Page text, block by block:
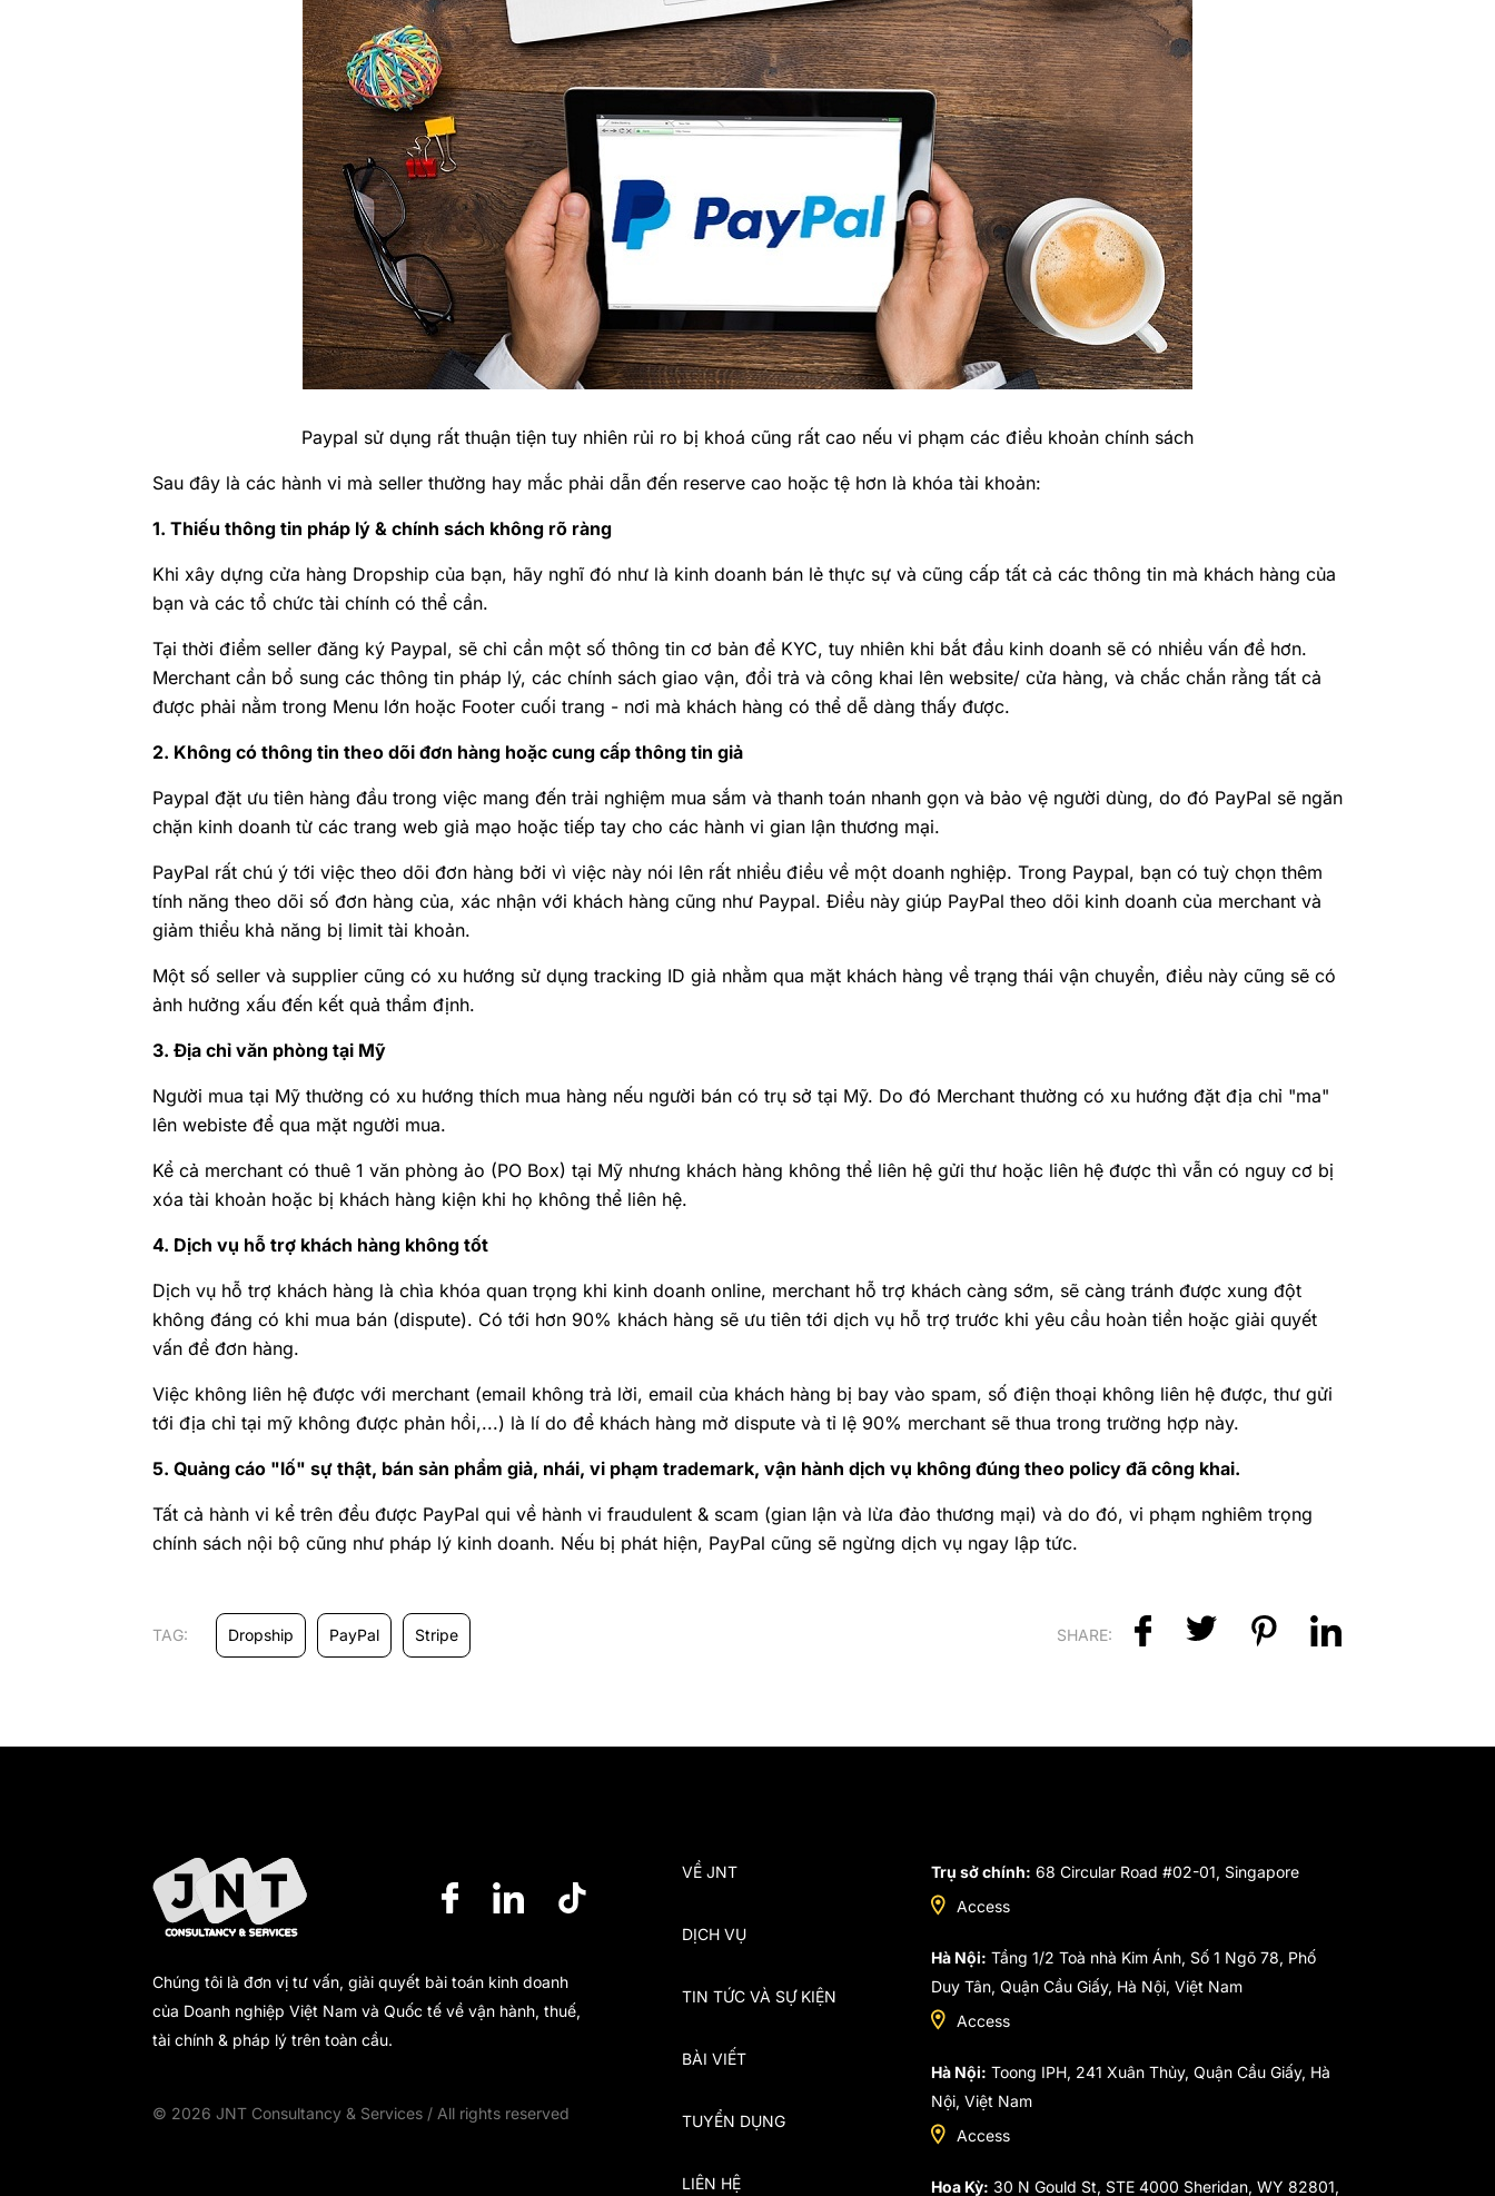
Paypal sử dụng rất thuận tiện tuy nhiên rủi ro bị khoá cũng rất cao nếu vi phạm các điều khoản chính sách
Sau đây là các hành vi mà seller thường hay mắc phải dẫn đến reserve cao hoặc tệ hơn là khóa tài khoản:
1. Thiếu thông tin pháp lý & chính sách không rõ ràng
Khi xây dựng cửa hàng Dropship của bạn, hãy nghĩ đó như là kinh doanh bán lẻ thực sự và cũng cấp tất cả các thông tin mà khách hàng của
bạn và các tổ chức tài chính có thể cần.
Tại thời điểm seller đăng ký Paypal, sẽ chỉ cần một số thông tin cơ bản để KYC, tuy nhiên khi bắt đầu kinh doanh sẽ có nhiều vấn đề hơn.
Merchant cần bổ sung các thông tin pháp lý, các chính sách giao vận, đổi trả và công khai lên website/ cửa hàng, và chắc chắn rằng tất cả
được phải nằm trong Menu lớn hoặc Footer cuối trang - nơi mà khách hàng có thể dễ dàng thấy được.
2. Không có thông tin theo dõi đơn hàng hoặc cung cấp thông tin giả
Paypal đặt ưu tiên hàng đầu trong việc mang đến trải nghiệm mua sắm và thanh toán nhanh gọn và bảo vệ người dùng, do đó PayPal sẽ ngăn
chặn kinh doanh từ các trang web giả mạo hoặc tiếp tay cho các hành vi gian lận thương mại.
PayPal rất chú ý tới việc theo dõi đơn hàng bởi vì việc này nói lên rất nhiều điều về một doanh nghiệp. Trong Paypal, bạn có tuỳ chọn thêm
tính năng theo dõi số đơn hàng của, xác nhận với khách hàng cũng như Paypal. Điều này giúp PayPal theo dõi kinh doanh của merchant và
giảm thiểu khả năng bị limit tài khoản.
Một số seller và supplier cũng có xu hướng sử dụng tracking ID giả nhằm qua mặt khách hàng về trạng thái vận chuyển, điều này cũng sẽ có
ảnh hưởng xấu đến kết quả thẩm định.
3. Địa chỉ văn phòng tại Mỹ
Người mua tại Mỹ thường có xu hướng thích mua hàng nếu người bán có trụ sở tại Mỹ. Do đó Merchant thường có xu hướng đặt địa chỉ "ma"
lên webiste để qua mặt người mua.
Kể cả merchant có thuê 1 văn phòng ảo (PO Box) tại Mỹ nhưng khách hàng không thể liên hệ gửi thư hoặc liên hệ được thì vẫn có nguy cơ bị
xóa tài khoản hoặc bị khách hàng kiện khi họ không thể liên hệ.
4. Dịch vụ hỗ trợ khách hàng không tốt
Dịch vụ hỗ trợ khách hàng là chìa khóa quan trọng khi kinh doanh online, merchant hỗ trợ khách càng sớm, sẽ càng tránh được xung đột
không đáng có khi mua bán (dispute). Có tới hơn 90% khách hàng sẽ ưu tiên tới dịch vụ hỗ trợ trước khi yêu cầu hoàn tiền hoặc giải quyết
vấn đề đơn hàng.
Việc không liên hệ được với merchant (email không trả lời, email của khách hàng bị bay vào spam, số điện thoại không liên hệ được, thư gửi
tới địa chỉ tại mỹ không được phản hồi,...) là lí do để khách hàng mở dispute và tỉ lệ 90% merchant sẽ thua trong trường hợp này.
5. Quảng cáo "lố" sự thật, bán sản phẩm giả, nhái, vi phạm trademark, vận hành dịch vụ không đúng theo policy đã công khai.
Tất cả hành vi kể trên đều được PayPal qui về hành vi fraudulent & scam (gian lận và lừa đảo thương mại) và do đó, vi phạm nghiêm trọng
chính sách nội bộ cũng như pháp lý kinh doanh. Nếu bị phát hiện, PayPal cũng sẽ ngừng dịch vụ ngay lập tức.
TAG: Dropship PayPal Stripe SHARE:
Chúng tôi là đơn vị tư vấn, giải quyết bài toán kinh doanh
của Doanh nghiệp Việt Nam và Quốc tế về vận hành, thuế,
tài chính & pháp lý trên toàn cầu.
© 2026 JNT Consultancy & Services / All rights reserved
VỀ JNT
DỊCH VỤ
TIN TỨC VÀ SỰ KIỆN
BÀI VIẾT
TUYỂN DỤNG
LIÊN HỆ
Trụ sở chính: 68 Circular Road #02-01, Singapore
Access
Hà Nội: Tầng 1/2 Toà nhà Kim Ánh, Số 1 Ngõ 78, Phố
Duy Tân, Quận Cầu Giấy, Hà Nội, Việt Nam
Access
Hà Nội: Toong IPH, 241 Xuân Thủy, Quận Cầu Giấy, Hà
Nội, Việt Nam
Access
Hoa Kỳ: 30 N Gould St, STE 4000 Sheridan, WY 82801,